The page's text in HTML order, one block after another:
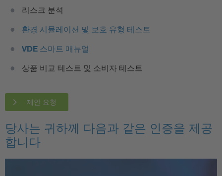
리스크 분석
환경 시뮬레이션 및 보호 유형 테스트
VDE 스마트 매뉴얼
상품 비교 테스트 및 소비자 테스트
제안 요청
당사는 귀하께 다음과 같은 인증을 제공
합니다